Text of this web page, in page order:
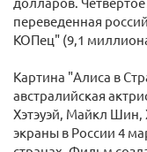
переведенная
КОПец" (9,1
Картина "Алиса в
австралийская
Хэтэуэй, Майкл Шин,
экраны в России 4